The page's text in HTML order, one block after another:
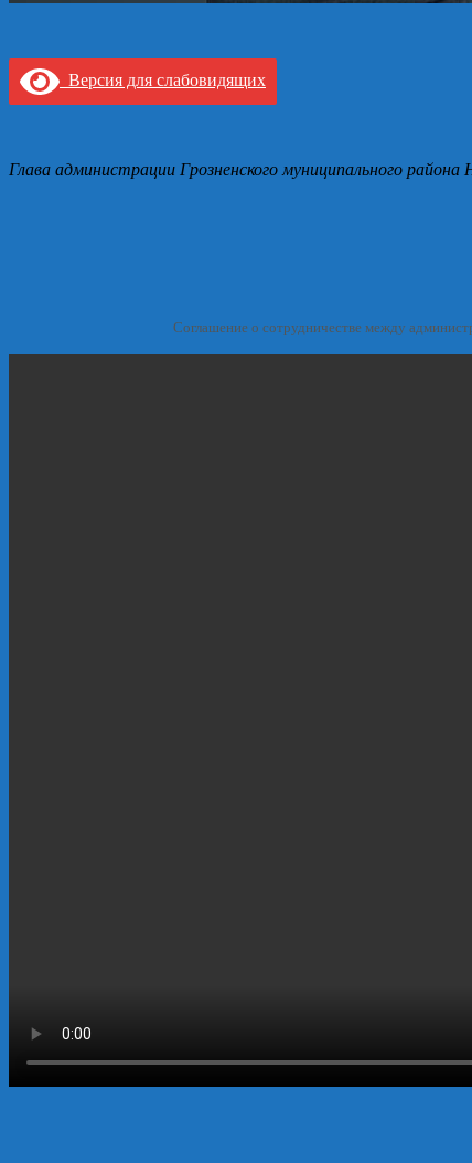
Версия для слабовидящих
Глава администрации Грозненского муниципального района
Соглашение о сотрудничестве между